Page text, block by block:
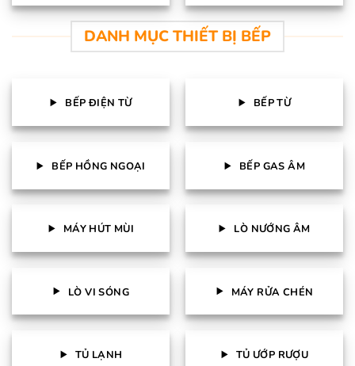
DANH MỤC THIẾT BỊ BẾP
BẾP ĐIỆN TỪ BẾP TỪ
BẾP HỒNG NGOẠI BẾP GAS ÂM
MÁY HÚT MÙI LÒ NƯỚNG ÂM
LÒ VI SÓNG MÁY RỬA CHÉN
TỦ LẠNH TỦ ƯỚP RƯỢU